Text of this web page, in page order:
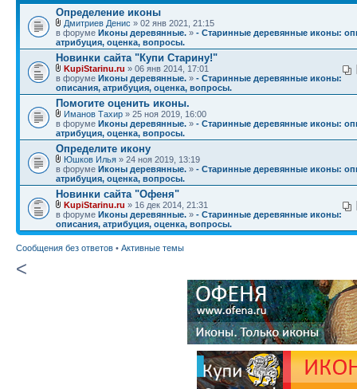
Определение иконы
Дмитриев Денис » 02 янв 2021, 21:15
в форуме Иконы деревянные. » - Старинные деревянные иконы:
атрибуция, оценка, вопросы.
Новинки сайта "Купи Старину!"
KupiStarinu.ru » 06 янв 2014, 17:01
в форуме Иконы деревянные. » - Старинные деревянные иконы:
описания, атрибуция, оценка, вопросы.
Помогите оценить иконы.
Иманов Тахир » 25 ноя 2019, 16:00
в форуме Иконы деревянные. » - Старинные деревянные иконы:
атрибуция, оценка, вопросы.
Определите икону
Юшков Илья » 24 ноя 2019, 13:19
в форуме Иконы деревянные. » - Старинные деревянные иконы:
атрибуция, оценка, вопросы.
Новинки сайта "Офеня"
KupiStarinu.ru » 16 дек 2014, 21:31
в форуме Иконы деревянные. » - Старинные деревянные иконы:
описания, атрибуция, оценка, вопросы.
Сообщения без ответов • Активные темы
<